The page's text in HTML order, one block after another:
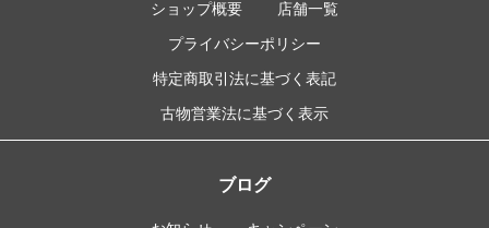
ショップ概要
店舗一覧
プライバシーポリシー
特定商取引法に基づく表記
古物営業法に基づく表示
ブログ